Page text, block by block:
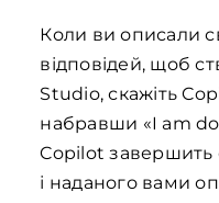
Коли ви описали
відповідей, щоб
Studio, скажіть
набравши «I am
Copilot завершить
і наданого вами